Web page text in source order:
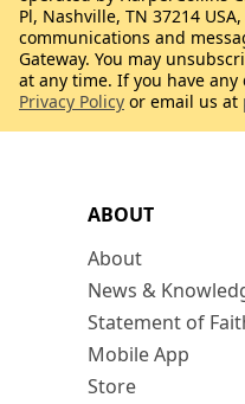
ABOUT
About
News &
Statement of
Mobile App
Store
Pl, Nashville, TN 37214
communications and
Gateway. You may
at any time. If you have
Privacy Policy or email us at